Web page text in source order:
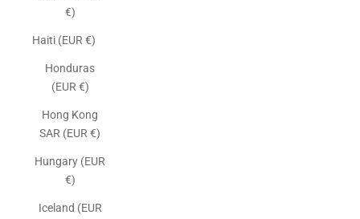
€)
Haiti (EUR €)
Honduras
(EUR €)
Hong Kong
SAR (EUR €)
Hungary (EUR
€)
Iceland (EUR